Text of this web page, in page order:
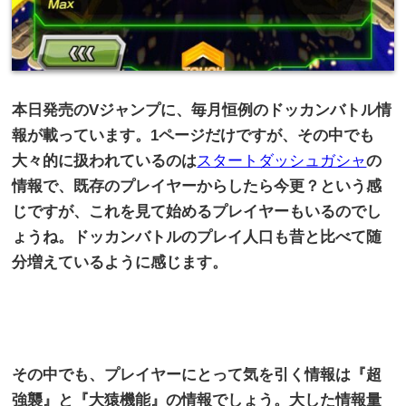
本日発売のVジャンプに、毎月恒例のドッカンバトル情
報が載っています。 1ページだけですが、その中でも
大々的に扱われているのはスタートダッシュガシャの
情報で、既存のプレイヤーからしたら今更？という感
じですが、これを見て始めるプレイヤーもいるのでし
ょうね。ドッカンバトルのプレイ人口も昔と比べて随
分増えているように感じます。
その中でも、プレイヤーにとって気を引く情報は『超
強襲』と『大猿機能』の情報でしょう。大した情報量